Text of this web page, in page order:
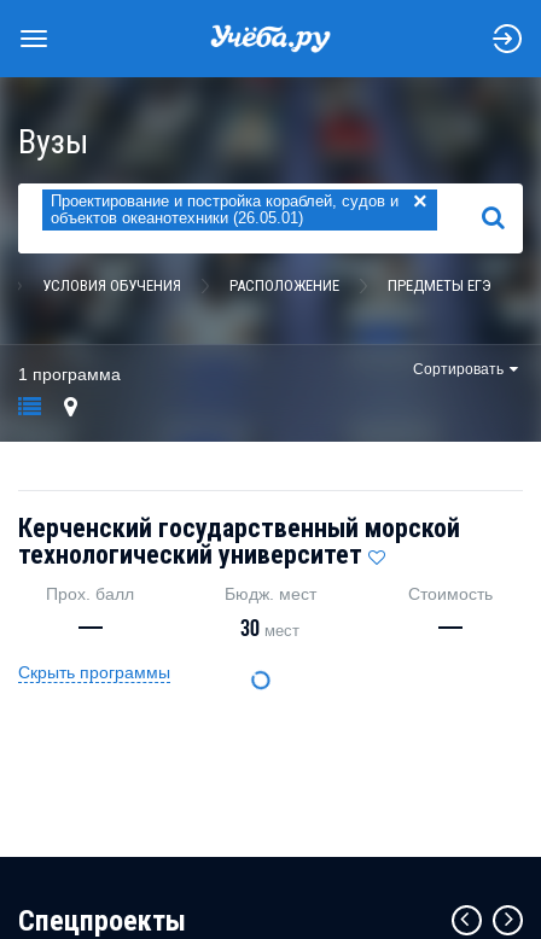
Вузы
Проектирование и постройка кораблей, судов и
объектов океанотехники (26.05.01)
×
НАЙТИ
УСЛОВИЯ ОБУЧЕНИЯ РАСПОЛОЖЕНИЕ ПРЕДМЕТЫ ЕГЭ
1 программа Сортировать
Керченский государственный морской
технологический университет
Прох. балл
—
Бюдж. мест
30 мест
Стоимость
—
Скрыть программы
Cпецпроекты